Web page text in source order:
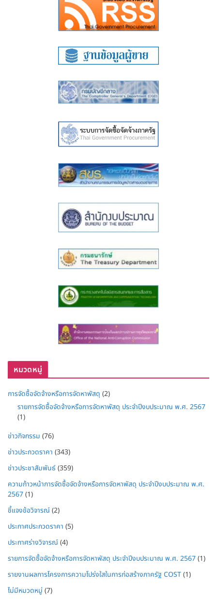
หมวดหมู่
การจัดซื้อจัดจ้างหรือการจัดหาพัสดุ (2)
รายการจัดซื้อจัดจ้างหรือการจัดหาพัสดุ ประจำปีงบประมาณ พ.ศ. 2567
(1)
ข่าวกิจกรรม (76)
ข่าวประกวดราคา (343)
ข่าวประชาสัมพันธ์(359)
ความก้าวหน้าการจัดซื้อจัดจ้างหรือการจัดหาพัสดุ ประจำปีงบประมาณ พ.ศ.
2567(1)
ชี้แจงข้อวิจารณ์(2)
ประกาศประกวดราคา (5)
ประกาศร่างวิจารณ์(4)
รายการจัดซื้อจัดจ้างหรือการจัดหาพัสดุ ประจำปีงบประมาณ พ.ศ. 2567(1)
รายงานผลการโครงการความโปร่งใสในการก่อสร้างภาครัฐ COST(1)
ไม่มีหมวดหมู่ (7)